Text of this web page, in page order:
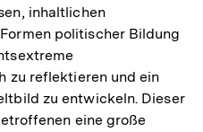
inhaltlichen
politischer Bildung
zu reflektieren und ein
zu entwickeln. Dieser
eine große